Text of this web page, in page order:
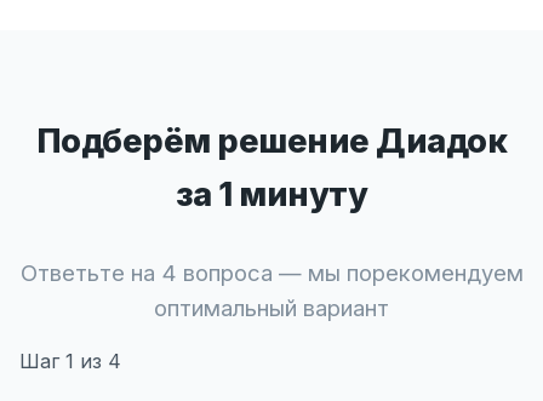
Подберём решение Диадок
за 1 минуту
Ответьте на 4 вопроса — мы порекомендуем
оптимальный вариант
Шаг 1 из 4